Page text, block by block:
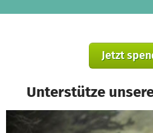
Jetzt
Unterstütze